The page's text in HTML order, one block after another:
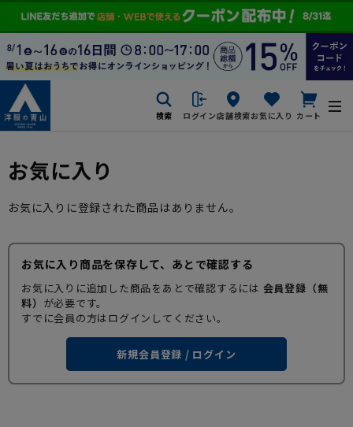
検索 ログイン店舗検索お気に入り カート
お気に入り
お気に入りに登録された商品はありません。
お気に入り商品を保存して、あとで確認する
お気に入りに追加した商品をあとで確認するには 会員登録（無
料） が必要です。
すでに会員の方はログインしてください。
新規会員登録 / ログイン